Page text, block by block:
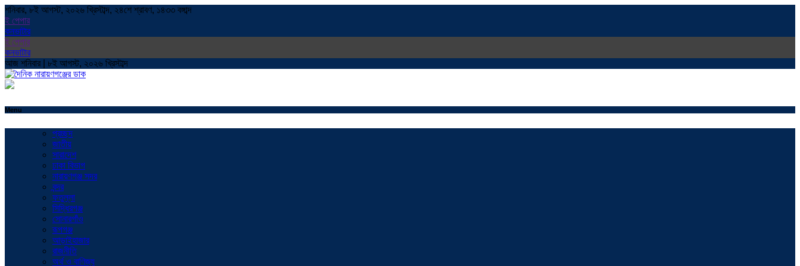
শনিবার, ৮ই আগস্ট, ২০২৬ খ্রিস্টাব্দ, ২৪শে শ্রাবণ, ১৪৩৩ বঙ্গাব্দ
ই পেপার
কনভাটার
ই পেপার
কনভাটার
আজ শনিবার | ৮ই আগস্ট, ২০২৬ খ্রিস্টাব্দ
Menu
প্রচ্ছদ
জাতীয়
সারাদেশ
ঢাকা বিভাগ
নারায়ণগঞ্জ সদর
বন্দর
ফতুল্লা
সিদ্ধিরগঞ্জ
সোনারগাঁও
রূপগঞ্জ
আড়াইহাজার
রাজনীতি
অর্থ ও বাণিজ্য